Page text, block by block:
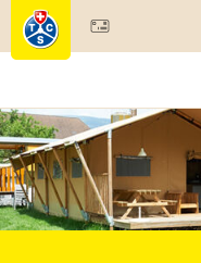
Mitgliedschaft &
Test, Sicherheit &